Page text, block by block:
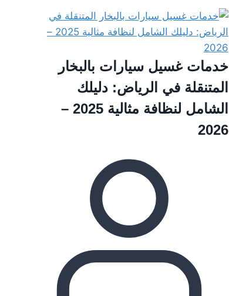
خدمات غسيل سيارات بالبخار
المتنقلة في الرياض: دليلك
الشامل لنظافة مثالية 2025 –
2026